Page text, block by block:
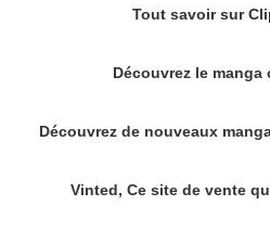
Tout savoir sur
Découvrez le manga
Découvrez de nouveaux
Vinted, Ce site de vente